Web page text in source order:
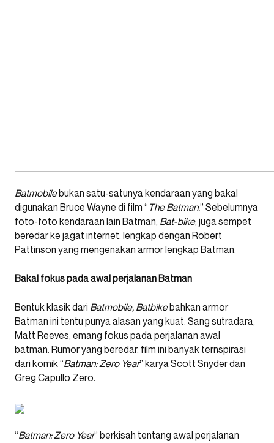
Batmobilebukan satu-satunya kendaraan yang bakal
digunakan Bruce Wayne di film “ The Batman.” Sebelumnya
foto-foto kendaraan lain Batman, Bat-bike, juga sempet
beredar ke jagat internet, lengkap dengan Robert
Pattinson yang mengenakan armor lengkap Batman.
Bakal fokus pada awal perjalanan Batman
Bentuk klasik dari Batmobile, Batbikebahkan armor
Batman ini tentu punya alasan yang kuat. Sang sutradara,
Matt Reeves, emang fokus pada perjalanan awal
batman. Rumor yang beredar, film ini banyak ternspirasi
dari komik “Batman: Zero Year” karya Scott Snyder dan
Greg Capullo Zero.
“Batman: Zero Year” berkisah tentang awal perjalanan